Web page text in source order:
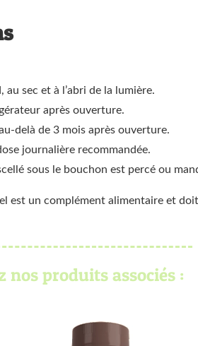
sec et à l’abri de la lumière.
après ouverture.
delà de 3 mois après ouverture.
journalière recommandée.
sous le bouchon est percé ou
est un complément alimentaire et
nos produits associés :